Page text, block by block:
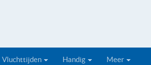
Vluchttijden Handig Meer